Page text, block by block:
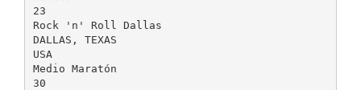
23
Rock 'n' Roll Dallas
DALLAS, TEXAS
USA
Medio Maratón
30